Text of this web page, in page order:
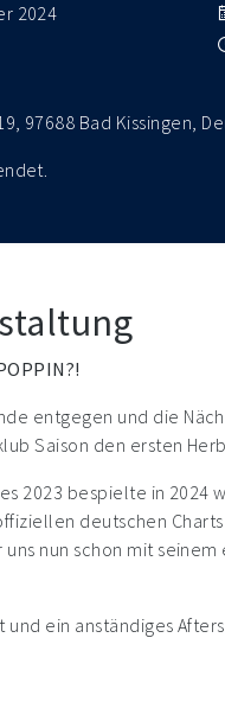
2024
97688 Bad Kissingen,
entgegen und die
Saison den ersten
2023 bespielte in 2024
deutschen
nun schon mit
ein anständiges